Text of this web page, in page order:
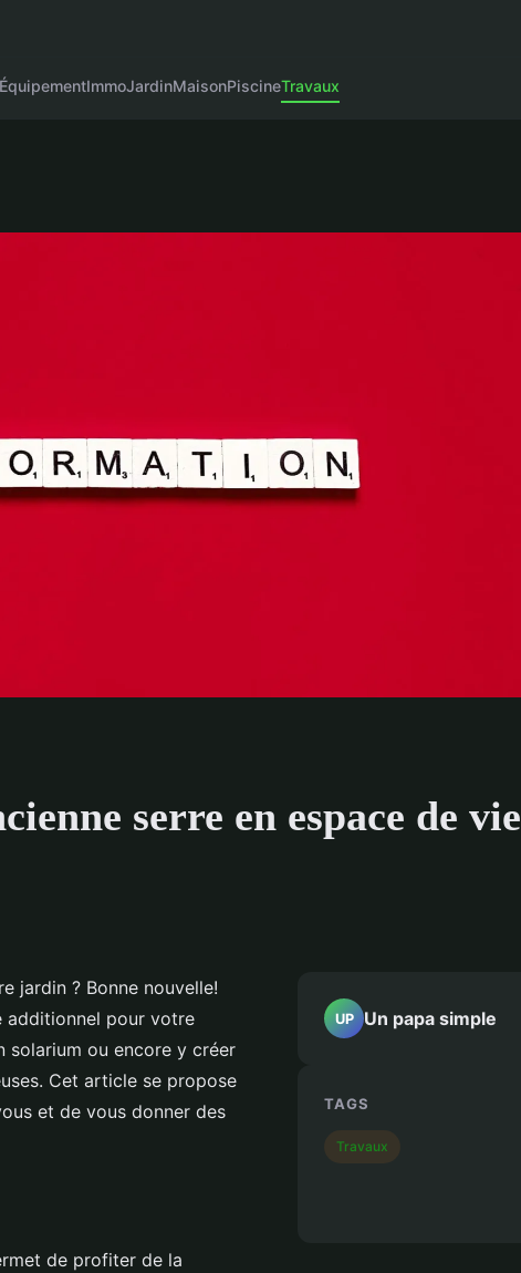
ImmoJardinMaisonPiscineTravaux
serre en espace de vie
jardin ? Bonne nouvelle!
additionnel pour votre
solarium ou encore y créer
Cet article se propose
et de vous donner des
de profiter de la
UP Un papa simple
TAGS
Travaux